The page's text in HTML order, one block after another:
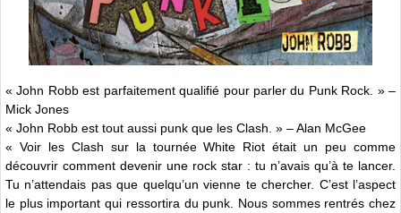
« John Robb est parfaitement qualifié pour parler du Punk Rock. » –
Mick Jones
« John Robb est tout aussi punk que les Clash. » – Alan McGee
« Voir les Clash sur la tournée White Riot était un peu comme
découvrir comment devenir une rock star : tu n’avais qu’à te lancer.
Tu n’attendais pas que quelqu’un vienne te chercher. C’est l’aspect
le plus important qui ressortira du punk. Nous sommes rentrés chez